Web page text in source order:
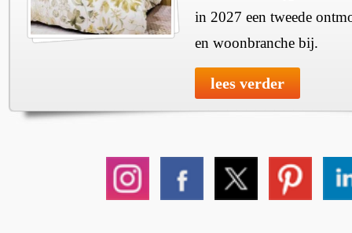
in 2027 een tweede
en woonbranche bij.
lees verder